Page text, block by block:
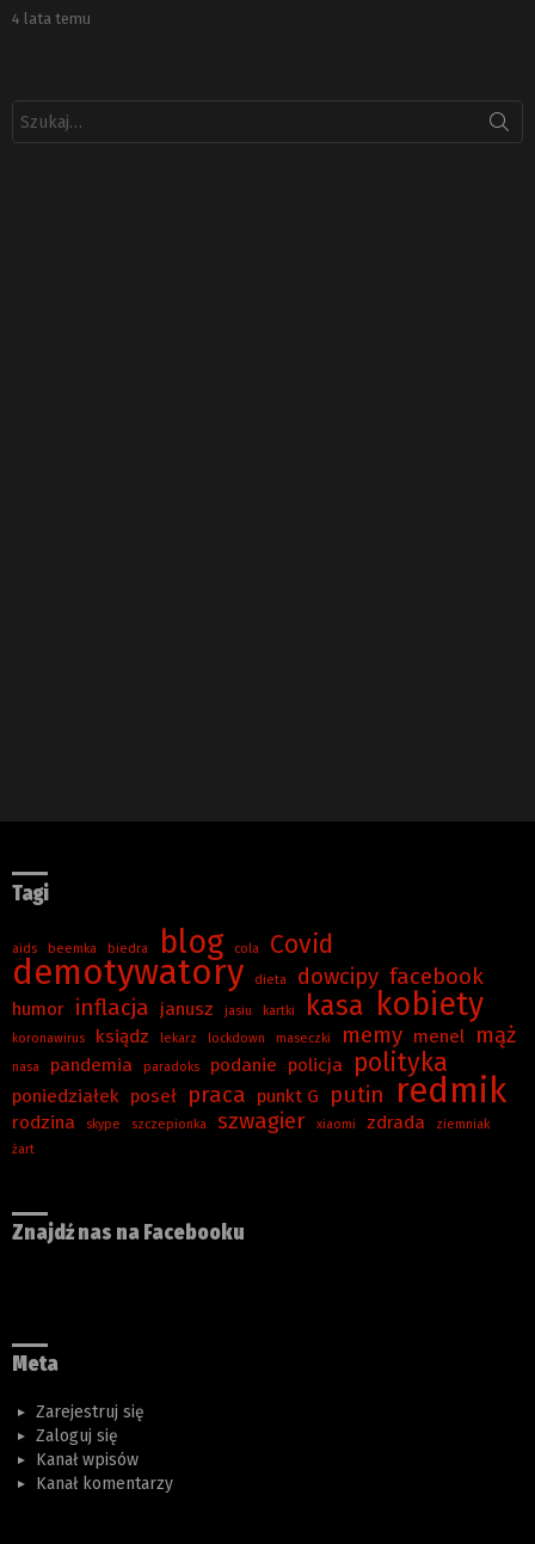
4 lata temu
Tagi
aids beemka biedra blog cola Covid
demotywatory dieta dowcipy facebook
humor inflacja janusz jasiu kartki kasa kobiety
koronawirus ksiądz lekarz lockdown maseczki memy menel mąż
nasa pandemia paradoks podanie policja polityka
poniedziałek poseł praca punkt G putin redmik
rodzina skype szczepionka szwagier xiaomi zdrada
ziemniak
żart
Znajdź nas na Facebooku
Meta
Zarejestruj się
Zaloguj się
Kanał wpisów
Kanał komentarzy